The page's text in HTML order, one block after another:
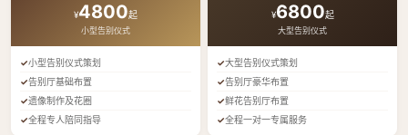
¥4800起
小型告别仪式
小型告别仪式策划
告别厅基础布置
遗像制作及花圈
全程专人陪同指导
¥6800起
大型告别仪式
大型告别仪式策划
告别厅豪华布置
鲜花告别厅布置
全程一对一专属服务